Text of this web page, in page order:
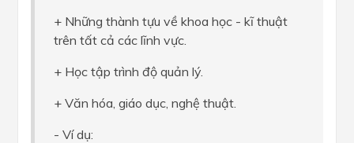
+ Những thành tựu về khoa học - kĩ thuật
trên tất cả các lĩnh vực.
+ Học tập trình độ quản lý.
+ Văn hóa, giáo dục, nghệ thuật.
- Ví dụ: